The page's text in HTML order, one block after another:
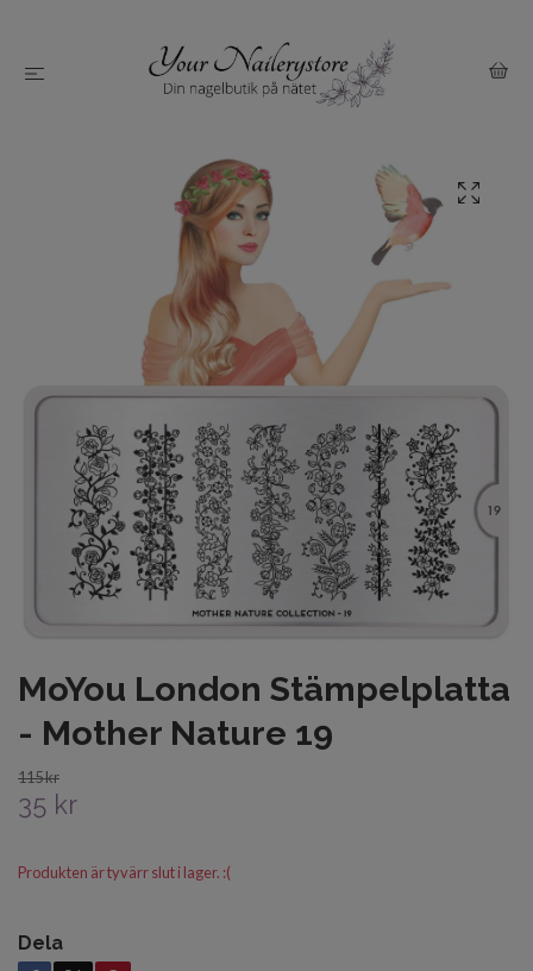
MoYou London Stämpelplatta
- Mother Nature 19
115 kr
35 kr
Produkten är tyvärr slut i lager. :(
Dela